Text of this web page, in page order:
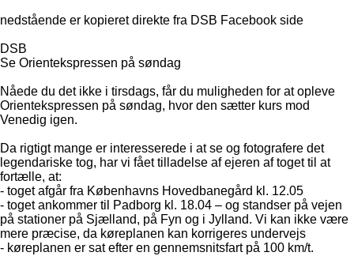
nedstående er kopieret direkte fra DSB Facebook side
DSB
Se Orientekspressen på søndag
Nåede du det ikke i tirsdags, får du muligheden for at opleve
Orientekspressen på søndag, hvor den sætter kurs mod
Venedig igen.
Da rigtigt mange er interesserede i at se og fotografere det
legendariske tog, har vi fået tilladelse af ejeren af toget til at
fortælle, at:
- toget afgår fra Københavns Hovedbanegård kl. 12.05
- toget ankommer til Padborg kl. 18.04 – og standser på vejen
på stationer på Sjælland, på Fyn og i Jylland. Vi kan ikke være
mere præcise, da køreplanen kan korrigeres undervejs
- køreplanen er sat efter en gennemsnitsfart på 100 km/t.